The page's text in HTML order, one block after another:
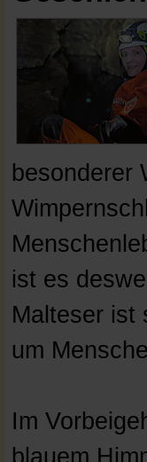
besonderer
ist es
Malteser ist
um
Im
blauem